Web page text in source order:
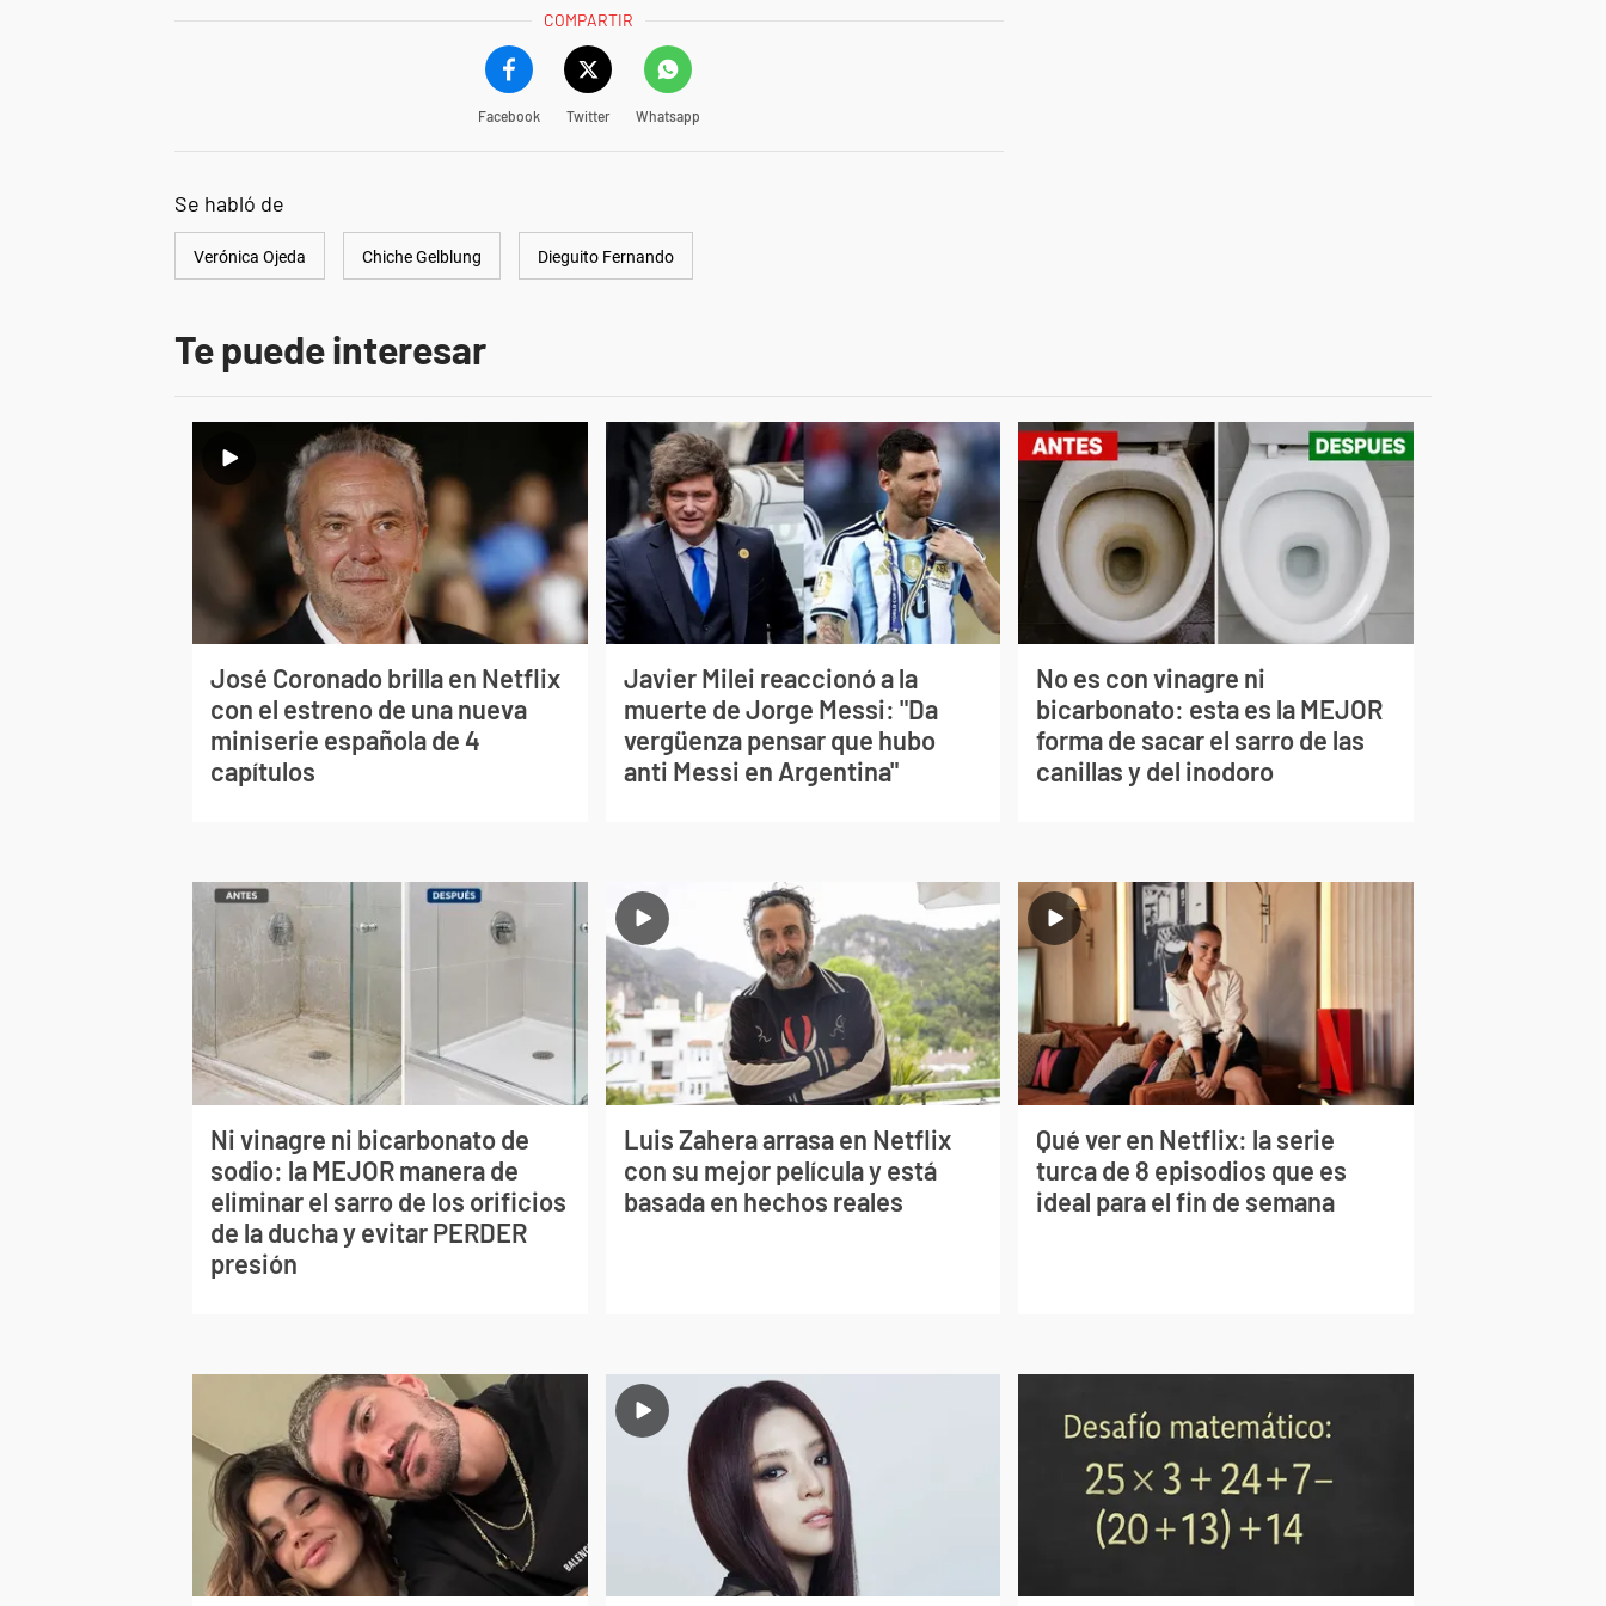
COMPARTIR
Facebook Twitter Whatsapp
Se habló de
Verónica Ojeda Chiche Gelblung Dieguito Fernando
Te puede interesar
José Coronado brilla en Netflix
con el estreno de una nueva
miniserie española de 4
capítulos
Javier Milei reaccionó a la
muerte de Jorge Messi: "Da
vergüenza pensar que hubo
anti Messi en Argentina"
No es con vinagre ni
bicarbonato: esta es la MEJOR
forma de sacar el sarro de las
canillas y del inodoro
Ni vinagre ni bicarbonato de
sodio: la MEJOR manera de
eliminar el sarro de los orificios
de la ducha y evitar PERDER
presión
Luis Zahera arrasa en Netflix
con su mejor película y está
basada en hechos reales
Qué ver en Netflix: la serie
turca de 8 episodios que es
ideal para el fin de semana